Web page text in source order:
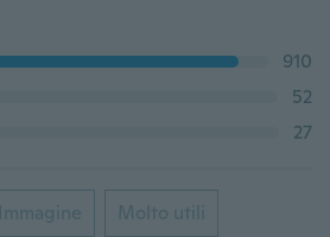
910
52
27
Immagine Molto utili